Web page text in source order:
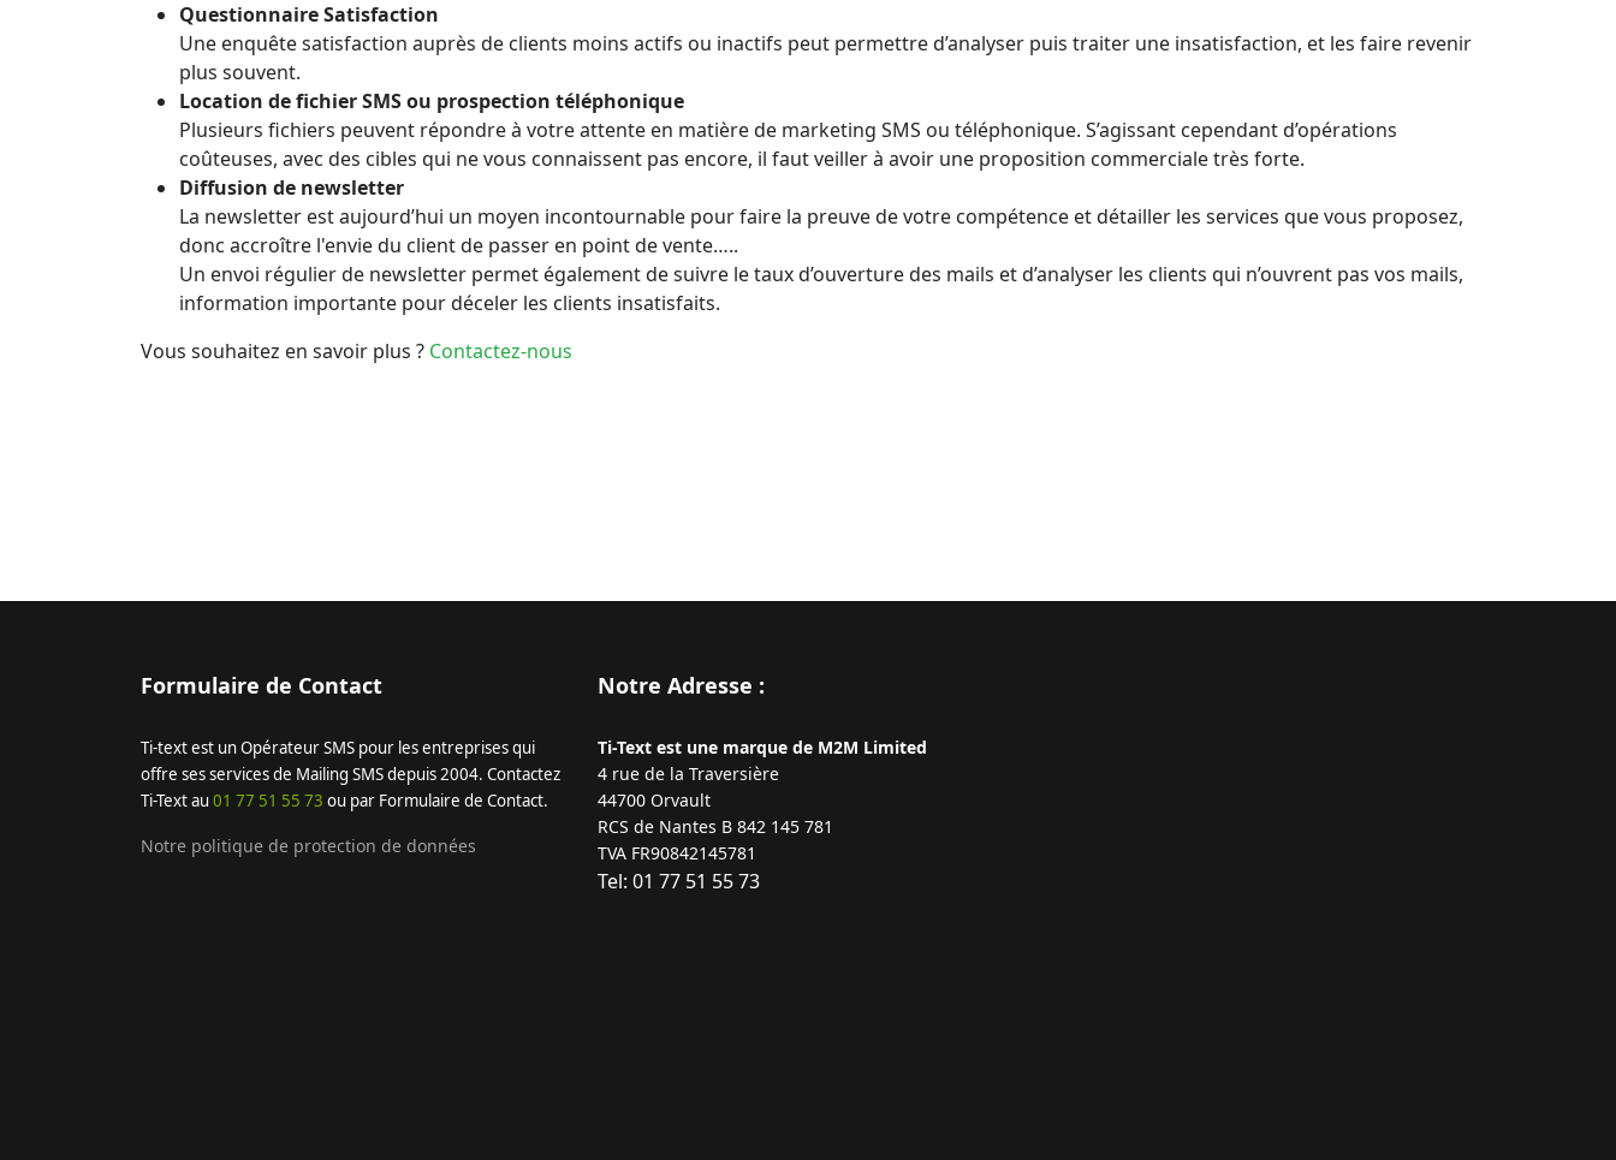
Questionnaire Satisfaction
Une enquête satisfaction auprès de clients moins actifs ou inactifs peut permettre d’analyser puis traiter une insatisfaction, et les faire revenir
plus souvent.
Location de fichier SMS ou prospection téléphonique
Plusieurs fichiers peuvent répondre à votre attente en matière de marketing SMS ou téléphonique. S’agissant cependant d’opérations
coûteuses, avec des cibles qui ne vous connaissent pas encore, il faut veiller à avoir une proposition commerciale très forte.
Diffusion de newsletter
La newsletter est aujourd’hui un moyen incontournable pour faire la preuve de votre compétence et détailler les services que vous proposez,
donc accroître l'envie du client de passer en point de vente…..
Un envoi régulier de newsletter permet également de suivre le taux d’ouverture des mails et d’analyser les clients qui n’ouvrent pas vos mails,
information importante pour déceler les clients insatisfaits.
Vous souhaitez en savoir plus ? Contactez-nous
Formulaire de Contact
Ti-text est un Opérateur SMS pour les entreprises qui
offre ses services de Mailing SMS depuis 2004. Contactez
Ti-Text au01 77 51 55 73 ou par Formulaire de Contact.
Notre politique de protection de données
Notre Adresse :
Ti-Text est une marque de M2M Limited
4 rue de la Traversière
44700 Orvault
RCS de Nantes B 842 145 781
TVA FR90842145781
Tel: 01 77 51 55 73